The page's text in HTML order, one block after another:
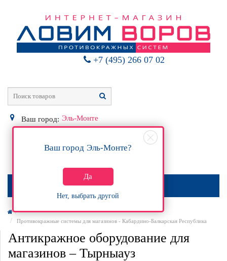
+7 (495) 266 07 02
Ваш город: Эль-Монте
Ваш город Эль-Монте?
Да
Нет, выбрать другой
0Р
МЕНЮ
Противокражные системы для магазинов - Кабардино-Балкарская Республика
Антикражное оборудование для
магазинов – Тырныауз